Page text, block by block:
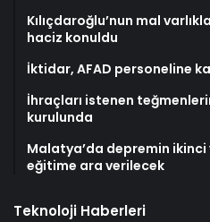
Kılıçdaroğlu’nun mal
haciz konuldu
İktidar, AFAD personeline
İhraçları istenen
kurulunda
Malatya’da depremin ikinci
eğitime ara verilecek
Teknoloji Haberleri